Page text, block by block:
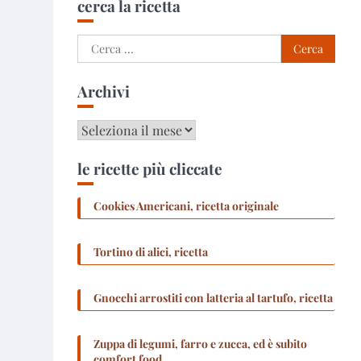
cerca la ricetta
Ricerca
per:
Archivi
Archivi
le ricette più cliccate
Cookies Americani, ricetta originale
Tortino di alici, ricetta
Gnocchi arrostiti con latteria al tartufo, ricetta
Zuppa di legumi, farro e zucca, ed è subito